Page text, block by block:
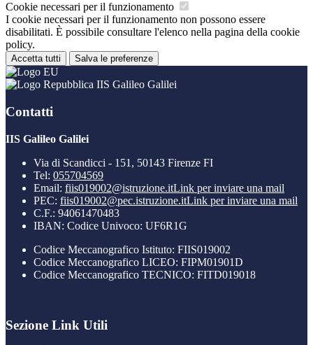
Cookie necessari per il funzionamento
I cookie necessari per il funzionamento non possono essere
disabilitati. È possibile consultare l'elenco nella pagina della cookie
policy.
Accetta tutti Salva le preferenze
IIS Galileo Galilei
Contatti
IIS Galileo Galilei
Via di Scandicci - 151, 50143 Firenze FI
Tel: 055704569
Email: fiis019002@istruzione.itLink per inviare una mail
PEC: fiis019002@pec.istruzione.itLink per inviare una mail
C.F.: 94061470483
IBAN: Codice Univoco: UF6R1G
Codice Meccanografico Istituto: FIIS019002
Codice Meccanografico LICEO: FIPM01901D
Codice Meccanografico TECNICO: FITD019018
Sezione Link Utili